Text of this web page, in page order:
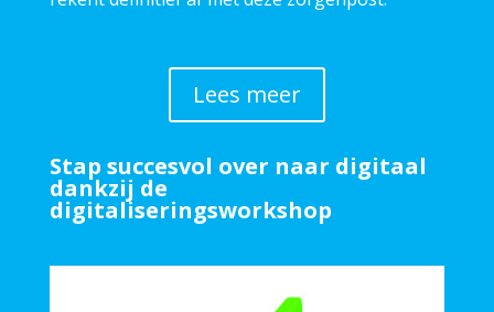
Lees meer
Stap succesvol over naar digitaal
dankzij de
digitaliseringsworkshop